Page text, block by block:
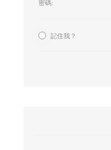
密碼:
記住我？